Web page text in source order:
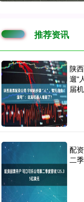
推荐资讯
陕
遛“
届
配
二